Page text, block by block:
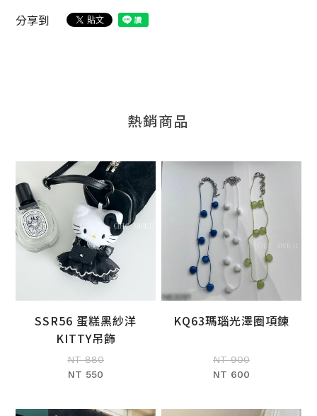
分享到
熱銷商品
加入購物車
SSR56 蛋糕黑紗洋
KITTY吊飾
NT 880
NT 550
KQ63瑪瑙光澤圈項鍊
NT 900
NT 600